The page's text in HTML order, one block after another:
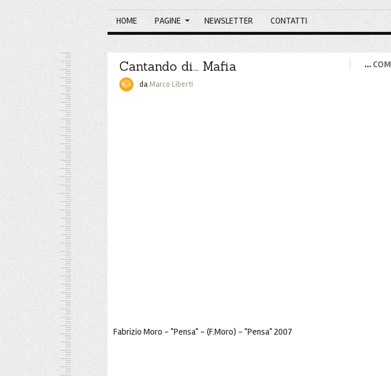
HOME PAGINE NEWSLETTER CONTATTI
Cantando di... Mafia … COM
daMarco Liberti
Fabrizio Moro - "Pensa" - (F.Moro) - "Pensa" 2007